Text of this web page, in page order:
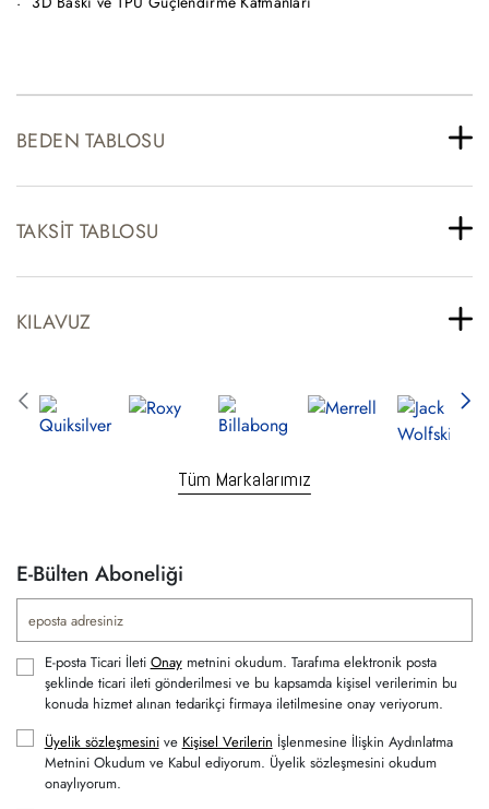
BEDEN TABLOSU
TAKSIT TABLOSU
KILAVUZ
Tüm Markalarımız
E-Bülten Aboneliği
E-posta Ticari İleti Onaymetnini okudum. Tarafıma elektronik posta
şeklinde ticari ileti gönderilmesi ve bu kapsamda kişisel verilerimin bu
konuda hizmet alınan tedarikçi firmaya iletilmesine onay veriyorum.
Üyelik sözleşmesinive Kişisel Verilerin İşlenmesine İlişkin Aydınlatma
Metnini Okudum ve Kabul ediyorum. Üyelik sözleşmesini okudum
onaylıyorum.